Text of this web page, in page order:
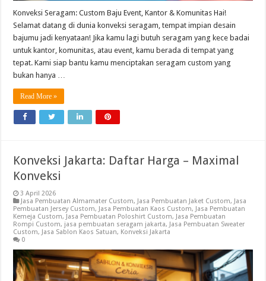
Konveksi Seragam: Custom Baju Event, Kantor & Komunitas Hai!
Selamat datang di dunia konveksi seragam, tempat impian desain
bajumu jadi kenyataan! Jika kamu lagi butuh seragam yang kece badai
untuk kantor, komunitas, atau event, kamu berada di tempat yang
tepat. Kami siap bantu kamu menciptakan seragam custom yang
bukan hanya …
Read More »
Konveksi Jakarta: Daftar Harga – Maximal
Konveksi
3 April 2026
Jasa Pembuatan Almamater Custom, Jasa Pembuatan Jaket Custom,
Jasa
Pembuatan Jersey Custom, Jasa Pembuatan Kaos Custom,
Jasa Pembuatan
Kemeja Custom, Jasa Pembuatan Poloshirt Custom,
Jasa Pembuatan
Rompi Custom, jasa pembuatan seragam jakarta,
Jasa Pembuatan Sweater
Custom, Jasa Sablon Kaos Satuan, Konveksi Jakarta
0